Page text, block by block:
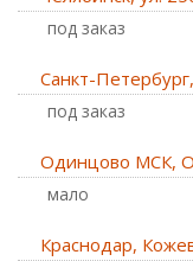
Под заказ
Санкт-
Под заказ
Одинцово МСК,
Мало
Краснодар,